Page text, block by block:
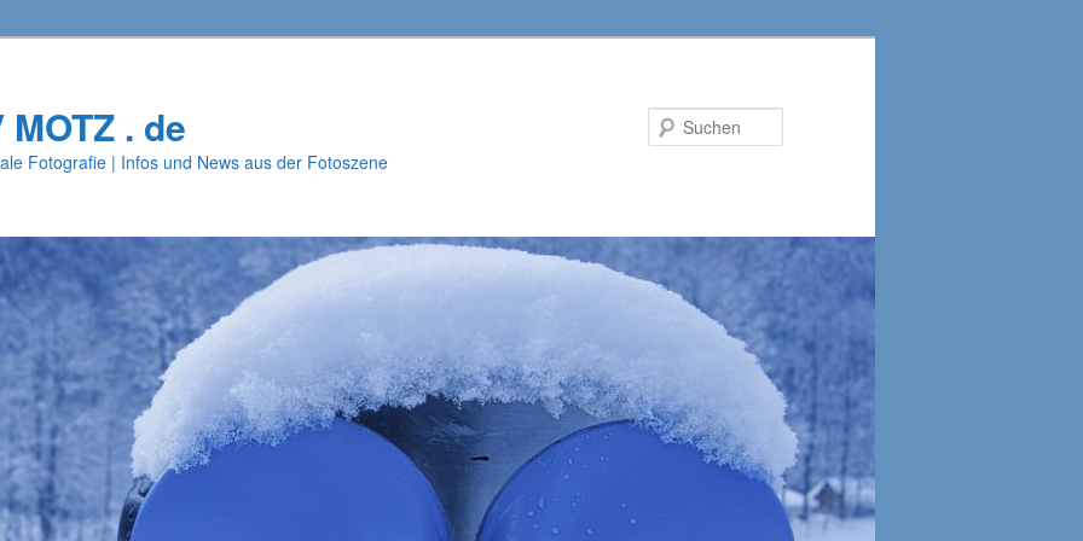
. de
Fotografie | Infos und News aus der Fotoszene